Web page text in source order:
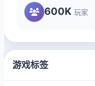
600K 玩家
游戏标签